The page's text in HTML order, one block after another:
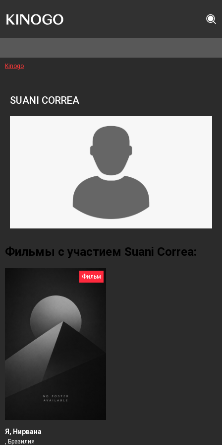
Kinogo
SUANI CORREA
Фильмы с участием Suani Correa:
Фильм
Я, Нирвана
, Бразилия